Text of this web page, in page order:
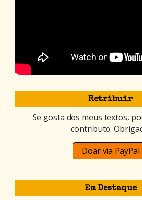
Retribuir
Se gosta dos meus textos,
contributo.
Doar via PayPal
Em Destaque